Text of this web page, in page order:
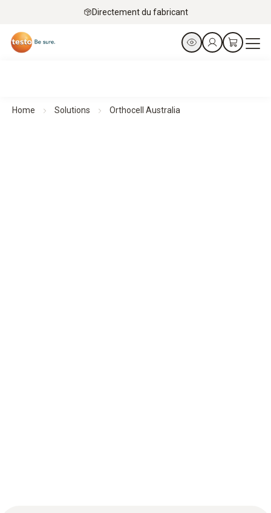
Directement du fabricant
Home Solutions Orthocell Australia